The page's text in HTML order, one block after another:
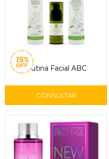
Rutina Facial ABC